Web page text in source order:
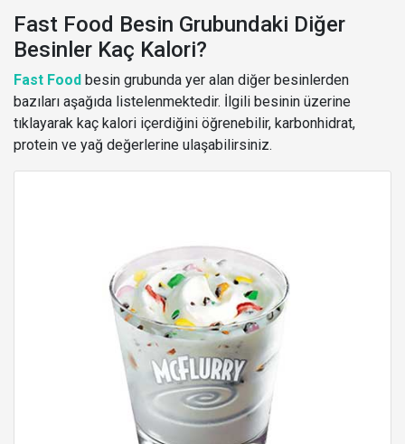
Fast Food Besin Grubundaki Diğer
Besinler Kaç Kalori?
Fast Food besin grubunda yer alan diğer besinlerden
bazıları aşağıda listelenmektedir. İlgili besinin üzerine
tıklayarak kaç kalori içerdiğini öğrenebilir, karbonhidrat,
protein ve yağ değerlerine ulaşabilirsiniz.